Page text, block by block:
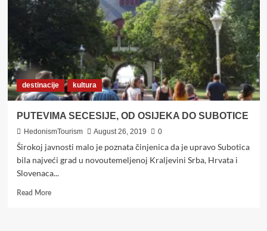
destinacije kultura
PUTEVIMA SECESIJE, OD OSIJEKA DO SUBOTICE
HedonismTourism August 26, 2019 0
Širokoj javnosti malo je poznata činjenica da je upravo Subotica
bila najveći grad u novoutemeljenoj Kraljevini Srba, Hrvata i
Slovenaca...
Read MoreRead